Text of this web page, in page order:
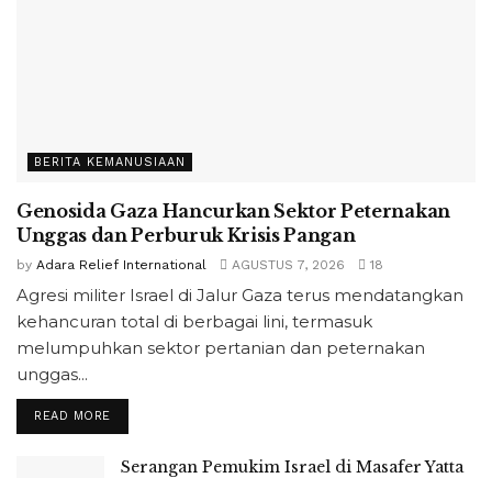
BERITA KEMANUSIAAN
Genosida Gaza Hancurkan Sektor Peternakan
Unggas dan Perburuk Krisis Pangan
by Adara Relief International AGUSTUS 7, 2026 18
Agresi militer Israel di Jalur Gaza terus mendatangkan
kehancuran total di berbagai lini, termasuk
melumpuhkan sektor pertanian dan peternakan
unggas...
READ MORE
Serangan Pemukim Israel di Masafer Yatta